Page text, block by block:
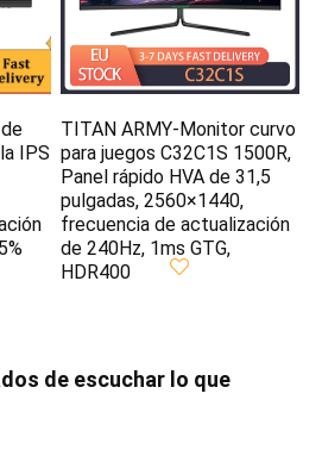
IPS
TITAN ARMY-Monitor curvo
para juegos C32C1S 1500R,
Panel rápido HVA de 31,5
pulgadas, 2560×1440,
frecuencia de actualización
de 240Hz, 1ms GTG,
HDR400
de escuchar lo que